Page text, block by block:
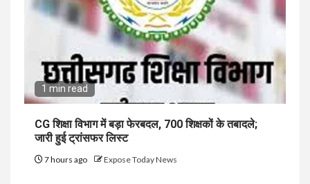
1 min read
CG शिक्षा विभाग में बड़ा फेरबदल, 700 शिक्षकों के तबादले;
जारी हुई ट्रांसफर लिस्ट
7 hours ago Expose Today News